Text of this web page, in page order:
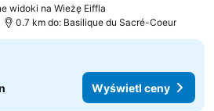
widoki na Wieżę Eiffla
0.7 km do: Basilique du Sacré-Coeur
Wyświetl ceny